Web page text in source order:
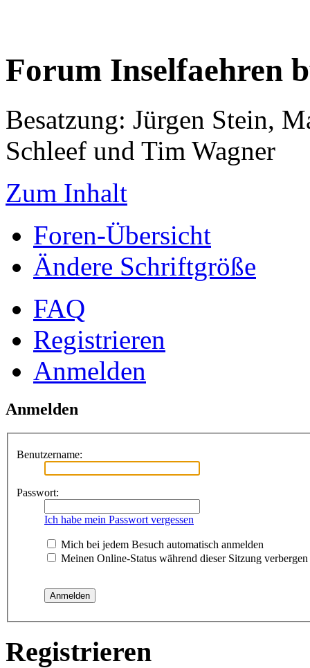
Forum Inselfaehren
Besatzung: Jürgen Stein,
Schleef und Tim Wagner
Zum Inhalt
Foren-Übersicht
Ändere Schriftgröße
FAQ
Registrieren
Anmelden
Anmelden
Benutzername:
Passwort:
Ich habe mein Passwort vergessen
Mich bei jedem Besuch automatisch anmelden
Meinen Online-Status während dieser Sitzung verbergen
Registrieren